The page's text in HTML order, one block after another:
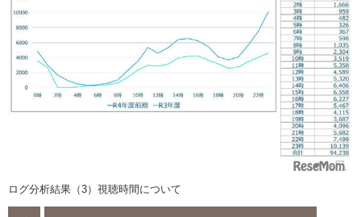
ログ分析結果（3）視聴時間について